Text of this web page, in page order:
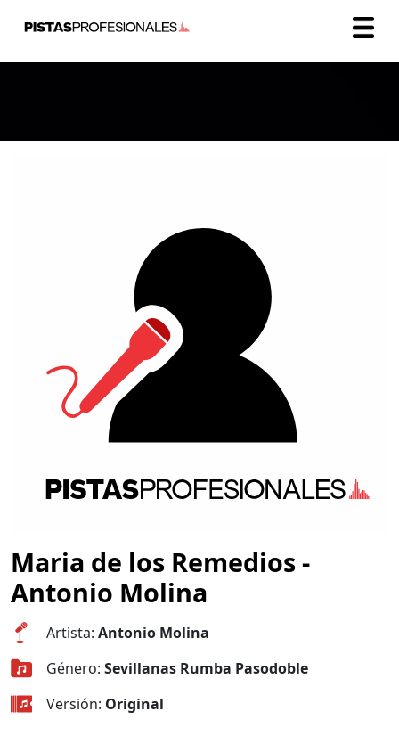
Maria de los Remedios -
Antonio Molina
Artista: Antonio Molina
Género: Sevillanas Rumba Pasodoble
Versión: Original